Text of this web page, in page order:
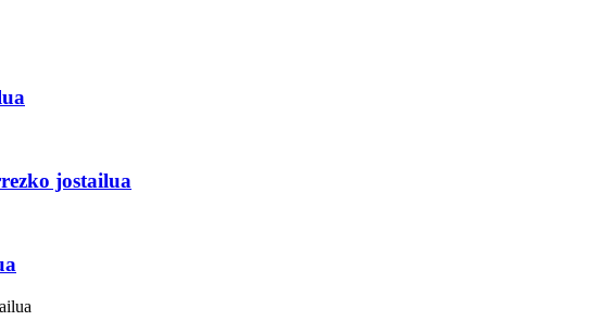
jostailua